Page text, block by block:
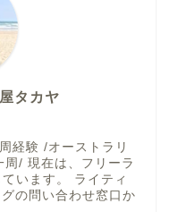
タカヤ
経験 /オーストラリ
/ 現在は、フリーラ
います。 ライティ
の問い合わせ窓口か